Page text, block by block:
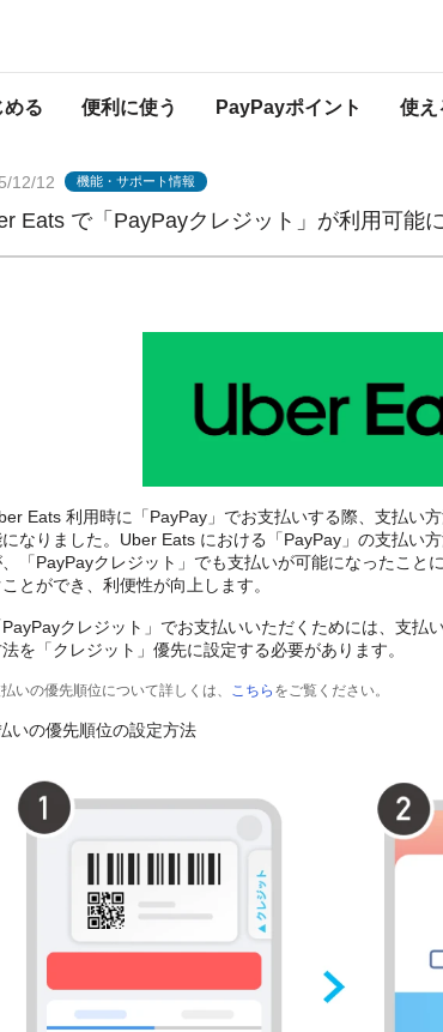
める 便利に使う PayPayポイント 使え
12/12 機能・サポート情報
Eats で「PayPayクレジット」が利用可能に
Eats 利用時に「PayPay」でお支払いする際、支払い
なりました。Uber Eats における「PayPay」の支払い
、「PayPayクレジット」でも支払いが可能になったこと
とができ、利便性が向上します。
クレジット」でお支払いいただくためには、支払
を「クレジット」優先に設定する必要があります。
いの優先順位について詳しくは、 こちら をご覧ください。
いの優先順位の設定方法